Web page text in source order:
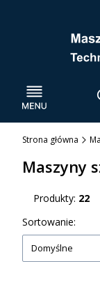
Menu
Strona główna
Maszyny
Produkty: 22
Lista
Sortowanie:
Domyślne